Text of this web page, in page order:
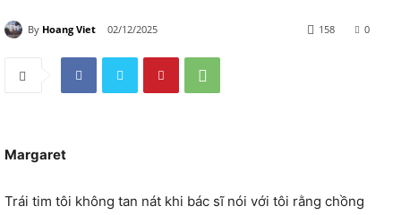
By Hoang Viet 02/12/2025 0
158
Margaret
Trái tim tôi không tan nát khi bác sĩ nói với tôi rằng chồng